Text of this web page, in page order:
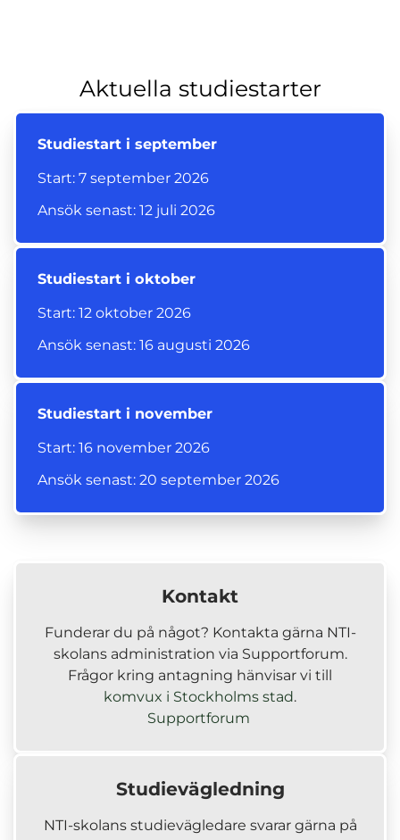
Aktuella studiestarter
Studiestart i september
Start: 7 september 2026
Ansök senast: 12 juli 2026
Studiestart i oktober
Start: 12 oktober 2026
Ansök senast: 16 augusti 2026
Studiestart i november
Start: 16 november 2026
Ansök senast: 20 september 2026
Kontakt
Funderar du på något? Kontakta gärna NTI-
skolans administration via Supportforum.
Frågor kring antagning hänvisar vi till
komvux i Stockholms stad(
s
.
Supportforum
p
a
Studievägledning
NTI-skolans studievägledare svarar gärna på